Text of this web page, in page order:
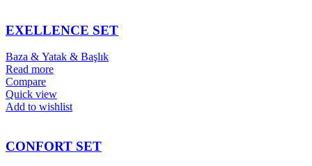
EXELLENCE SET
Baza & Yatak & Başlık
Read more
Compare
Quick view
Add to wishlist
CONFORT SET